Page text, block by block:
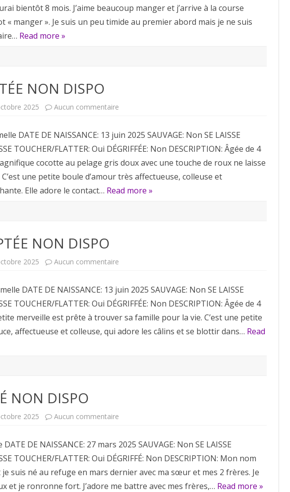
bientôt 8 mois. J’aime beaucoup manger et j’arrive à la course
« manger ». Je suis un peu timide au premier abord mais je ne suis
Read more »
NON DISPO
2025 Aucun commentaire
DISPO
DATE DE NAISSANCE: 13 juin 2025 SAUVAGE: Non SE LAISSE
TOUCHER/FLATTER: Oui DÉGRIFFÉE: Non DESCRIPTION: Âgée de 4
cocotte au pelage gris doux avec une touche de roux ne laisse
une petite boule d’amour très affectueuse, colleuse et
Elle adore le contact… Read more »
NON DISPO
2025 Aucun commentaire
DISPO
DATE DE NAISSANCE: 13 juin 2025 SAUVAGE: Non SE LAISSE
TOUCHER/FLATTER: Oui DÉGRIFFÉE: Non DESCRIPTION: Âgée de 4
merveille est prête à trouver sa famille pour la vie. C’est une petite
affectueuse et colleuse, qui adore les câlins et se blottir dans… Read
NON DISPO
2025 Aucun commentaire
DISPO
DE NAISSANCE: 27 mars 2025 SAUVAGE: Non SE LAISSE
TOUCHER/FLATTER: Oui DÉGRIFFÉ: Non DESCRIPTION: Mon nom
je suis né au refuge en mars dernier avec ma sœur et mes 2 frères. Je
et je ronronne fort. J’adore me battre avec mes frères,… Read more »